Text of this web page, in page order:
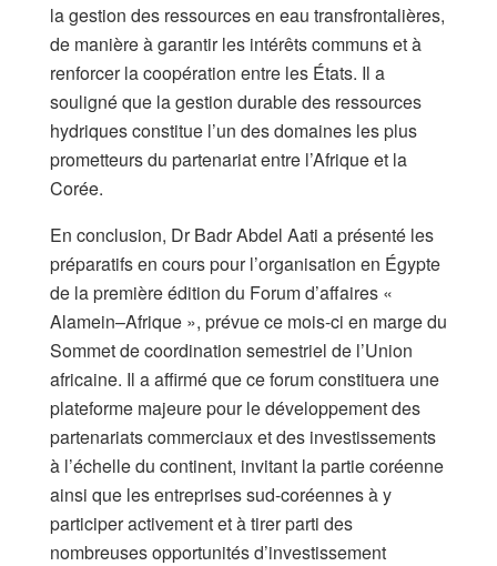
la gestion des ressources en eau transfrontalières,
de manière à garantir les intérêts communs et à
renforcer la coopération entre les États. Il a
souligné que la gestion durable des ressources
hydriques constitue l’un des domaines les plus
prometteurs du partenariat entre l’Afrique et la
Corée.
En conclusion, Dr Badr Abdel Aati a présenté les
préparatifs en cours pour l’organisation en Égypte
de la première édition du Forum d’affaires «
Alamein–Afrique », prévue ce mois-ci en marge du
Sommet de coordination semestriel de l’Union
africaine. Il a affirmé que ce forum constituera une
plateforme majeure pour le développement des
partenariats commerciaux et des investissements
à l’échelle du continent, invitant la partie coréenne
ainsi que les entreprises sud-coréennes à y
participer activement et à tirer parti des
nombreuses opportunités d’investissement